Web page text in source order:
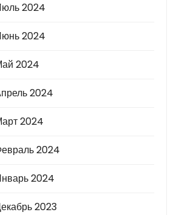
2024
2024
2024
2024
2024
2024
2024
2023